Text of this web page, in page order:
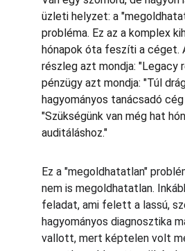
üzleti helyzet: a
probléma. Ez az a komplex
hónapok óta feszíti a céget.
részleg azt mondja: "Legacy
pénzügy azt mondja: "Túl
hagyományos tanácsadó
"Szükségünk van még hat
auditáláshoz."
Ez a "megoldhatatlan"
nem is megoldhatatlan.
feladat, ami felett a lassú,
hagyományos diagnosztika
vallott, mert képtelen volt